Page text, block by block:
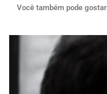
Você também pode gostar